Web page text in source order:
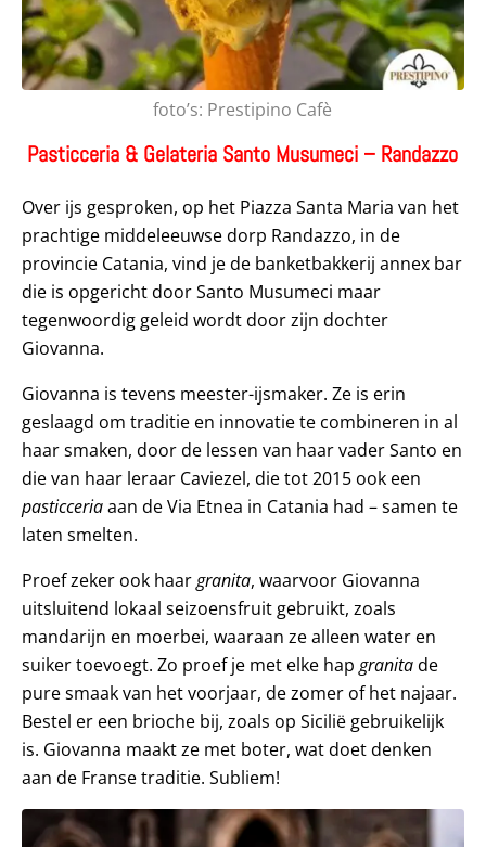
foto’s: Prestipino Cafè
Pasticceria & Gelateria Santo Musumeci – Randazzo
Over ijs gesproken, op het Piazza Santa Maria van het
prachtige middeleeuwse dorp Randazzo, in de
provincie Catania, vind je de banketbakkerij annex bar
die is opgericht door Santo Musumeci maar
tegenwoordig geleid wordt door zijn dochter
Giovanna.
Giovanna is tevens meester-ijsmaker. Ze is erin
geslaagd om traditie en innovatie te combineren in al
haar smaken, door de lessen van haar vader Santo en
die van haar leraar Caviezel, die tot 2015 ook een
pasticceriaaan de Via Etnea in Catania had – samen te
laten smelten.
Proef zeker ook haargranita, waarvoor Giovanna
uitsluitend lokaal seizoensfruit gebruikt, zoals
mandarijn en moerbei, waaraan ze alleen water en
suiker toevoegt. Zo proef je met elke hap granitade
pure smaak van het voorjaar, de zomer of het najaar.
Bestel er een brioche bij, zoals op Sicilië gebruikelijk
is. Giovanna maakt ze met boter, wat doet denken
aan de Franse traditie. Subliem!